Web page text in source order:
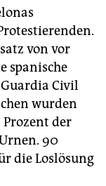
von vor
spanische
Civil
wurden
der
90
die Loslösung